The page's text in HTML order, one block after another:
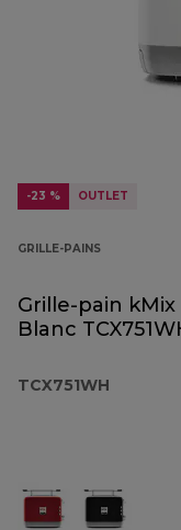
-23 % OUTLET
GRILLE-PAINS
Grille-pain kMix
Blanc
TCX751WH